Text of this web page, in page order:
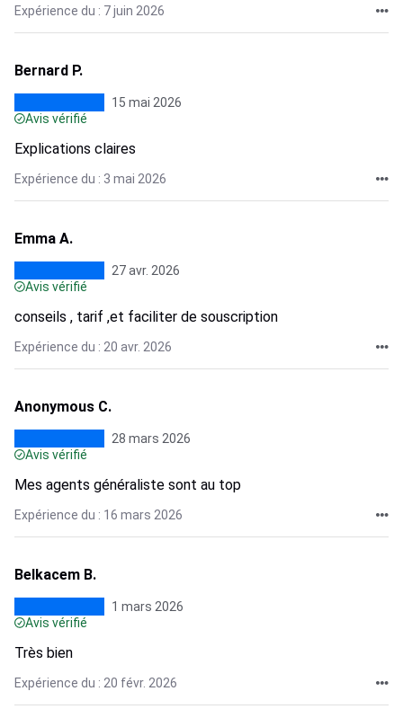
Expérience du : 7 juin 2026
Bernard P.
15 mai 2026
Avis vérifié
Explications claires
Expérience du : 3 mai 2026
Emma A.
27 avr. 2026
Avis vérifié
conseils , tarif ,et faciliter de souscription
Expérience du : 20 avr. 2026
Anonymous C.
28 mars 2026
Avis vérifié
Mes agents généraliste sont au top
Expérience du : 16 mars 2026
Belkacem B.
1 mars 2026
Avis vérifié
Très bien
Expérience du : 20 févr. 2026